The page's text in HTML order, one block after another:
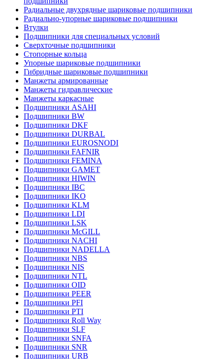
Радиальные двухрядные шариковые подшипники
Радиально-упорные шариковые подшипники
Втулки
Подшипники для специальных условий
Сверхточные подшипники
Стопорные кольца
Упорные шариковые подшипники
Гибридные шариковые подшипники
Манжеты армированные
Манжеты гидравлические
Манжеты каркасные
Подшипники ASAHI
Подшипники BW
Подшипники DKF
Подшипники DURBAL
Подшипники EUROSNODI
Подшипники FAFNIR
Подшипники FEMINA
Подшипники GAMET
Подшипники HIWIN
Подшипники IBC
Подшипники IKO
Подшипники KLM
Подшипники LDI
Подшипники LSK
Подшипники McGILL
Подшипники NACHI
Подшипники NADELLA
Подшипники NBS
Подшипники NIS
Подшипники NTL
Подшипники OID
Подшипники PEER
Подшипники PFI
Подшипники PTI
Подшипники Roll Way
Подшипники SLF
Подшипники SNFA
Подшипники SNR
Подшипники URB